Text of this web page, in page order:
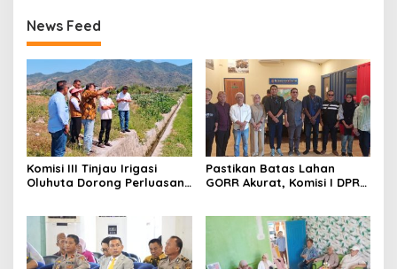
News Feed
Komisi III Tinjau Irigasi
Oluhuta Dorong Perluasan
Pastikan Batas Lahan
GORR Akurat, Komisi I DPRD